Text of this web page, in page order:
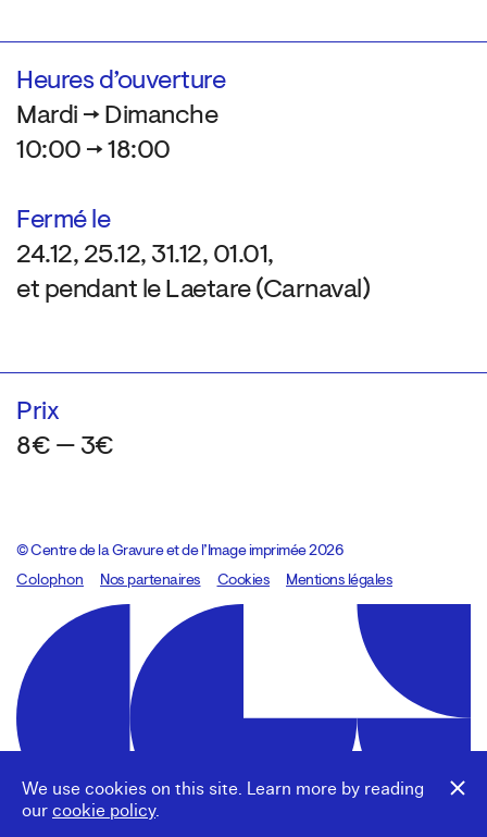
We use cookies on this site. Learn more by reading
our cookie policy.
Heures d’ouverture
Mardi → Dimanche
10:00 → 18:00
Fermé le
24.12, 25.12, 31.12, 01.01,
et pendant le Laetare (Carnaval)
Prix
8€ — 3€
© Centre de la Gravure et de l’Image imprimée 2026
Colophon
Design:Marcel Kaczmarek, code:8080.studio
Nos partenaires Cookies Mentions légales